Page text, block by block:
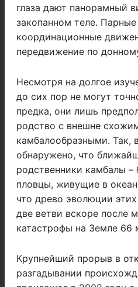
глаза дают панорамный
закопанном теле.
координационные
передвижение по
Несмотря на долгое
до сих пор не могут
предка, они лишь
родство с внешне
камбалообразными. Так,
обнаружено, что
родственники камбалы
пловцы, живущие в
что древо эволюции
две ветви вскоре после
катастрофы на Земле 66
Крупнейший прорыв в
разгадывании